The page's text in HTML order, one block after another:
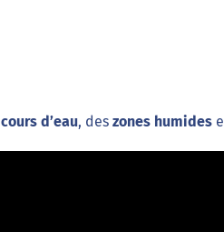
cours d’eau, des zones humides